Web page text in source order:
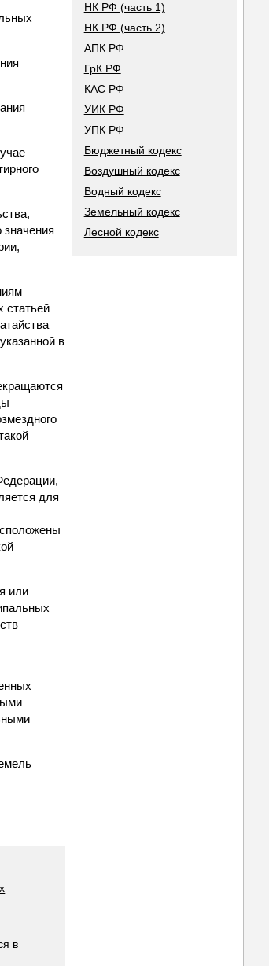
значения
статьей
в
для
или
в
НК РФ (часть 1)
НК РФ (часть 2)
АПК РФ
ГрК РФ
КАС РФ
УИК РФ
УПК РФ
Бюджетный кодекс
Воздушный кодекс
Водный кодекс
Земельный кодекс
Лесной кодекс